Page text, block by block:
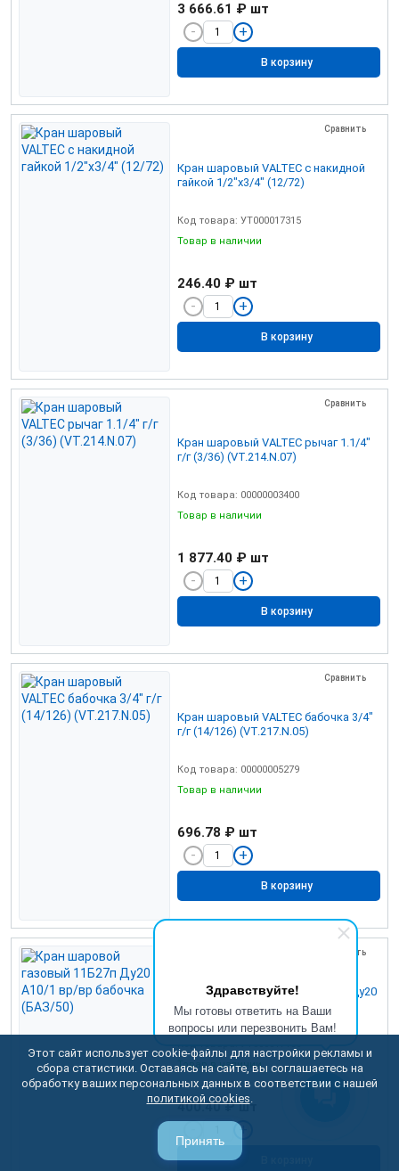
Здравствуйте!
Мы готовы ответить на Ваши
вопросы или перезвонить Вам!
3 666.61 ₽ шт
В корзину
Сравнить
Кран шаровый VALTEC с накидной
гайкой 1/2"х3/4" (12/72)
Код товара: УТ000017315
Товар в наличии
246.40 ₽ шт
В корзину
Сравнить
Кран шаровый VALTEC рычаг 1.1/4"
г/г (3/36) (VT.214.N.07)
Код товара: 00000003400
Товар в наличии
1 877.40 ₽ шт
В корзину
Сравнить
Кран шаровый VALTEC бабочка 3/4"
г/г (14/126) (VT.217.N.05)
Код товара: 00000005279
Товар в наличии
696.78 ₽ шт
В корзину
Сравнить
Кран шаровой газовый 11Б27п Ду20
А10/1 вр/вр бабочка (БАЗ/50)
Товар в наличии
400.40 ₽шт
Этот сайт использует cookie-файлы для настройки рекламы и
сбора статистики. Оставаясь на сайте, вы соглашаетесь на
обработку ваших персональных данных в соответствии с нашей
политикой cookies.
Принять